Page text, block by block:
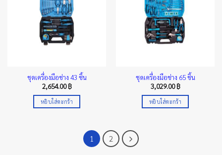
ชุดเครื่องมือช่าง 43 ชิ้น
2,654.00฿
หยิบใส่ตะกร้า
ชุดเครื่องมือช่าง 65 ชิ้น
3,029.00฿
หยิบใส่ตะกร้า
1 2